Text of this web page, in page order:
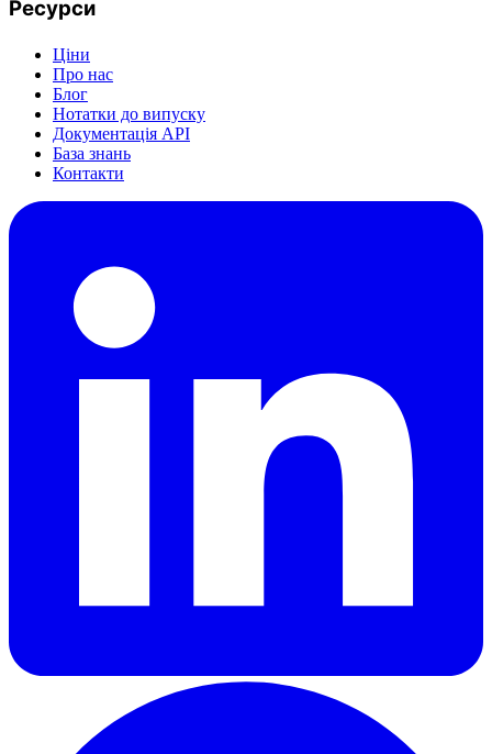
Ресурси
Ціни
Про нас
Блог
Нотатки до випуску
Документація API
База знань
Контакти